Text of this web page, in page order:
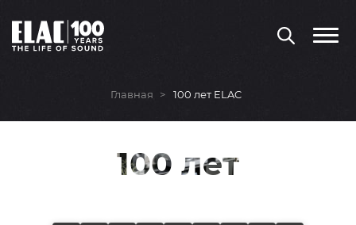
Главная 100 лет ELAC
100 лет